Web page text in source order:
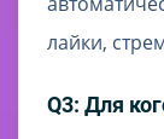
лайки,
Q3: Для